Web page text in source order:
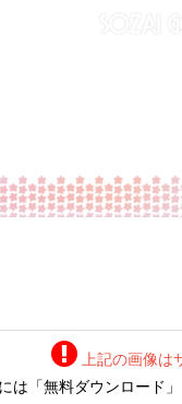
上記の画像は
は「無料ダウンロード